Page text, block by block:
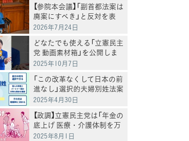
【参院本会議】「副首都法案は
廃案にすべき」と反対を表
明 岸真紀子議員
2026年7月24日
どなたでも使える「立憲民主
党 動画素材箱」を公開しま
した
2025年10月7日
「この改革なくして日本の前
進なし」選択的夫婦別姓法案
を提出
2025年4月30日
【政調】立憲民主党は「年金の
底上げ 医療・介護体制を万
全にする」
2025年8月1日